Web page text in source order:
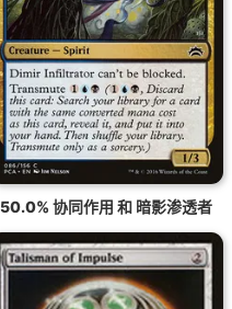
50.0% 协同作用 和 暗影渗透者